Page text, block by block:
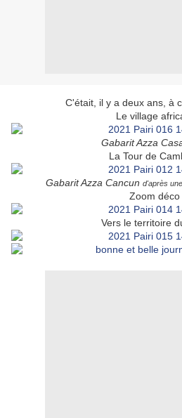
C'était, il y a deux ans, à
Le village
Gabarit Azza
La Tour de
Gabarit Azza Cancun d'après
Zoom déco
Vers le territoire